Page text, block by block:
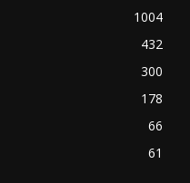
1004
432
300
178
66
61